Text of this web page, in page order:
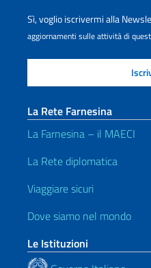
Sì, voglio iscrivermi alla
aggiornamenti sulle attività di
La Rete Farnesina
La Farnesina – il MAECI
La Rete diplomatica
Viaggiare sicuri
Dove siamo nel mondo
Le Istituzioni